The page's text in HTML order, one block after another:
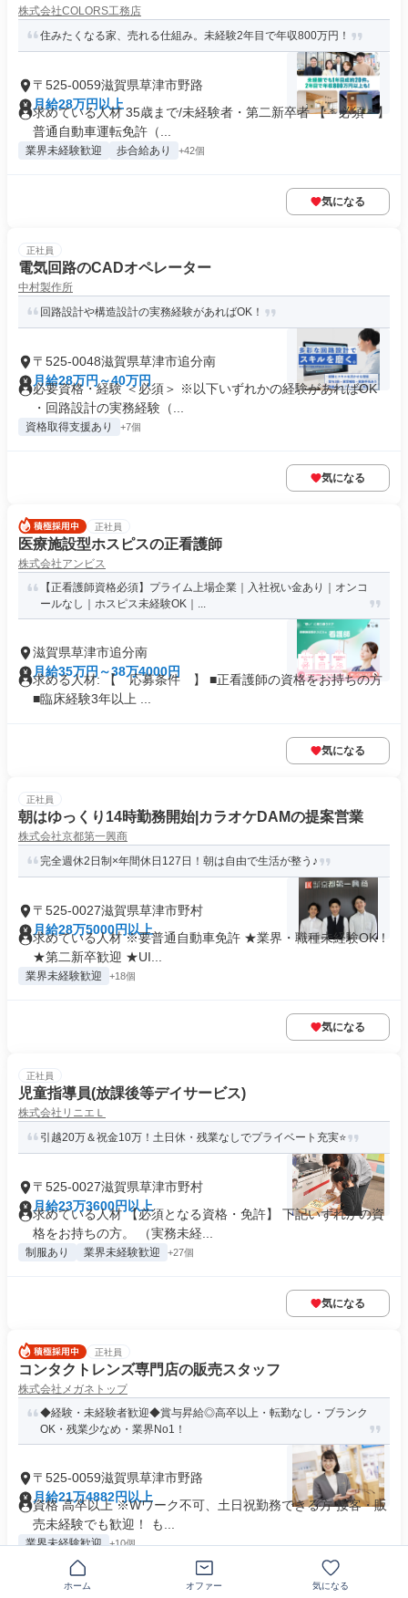
株式会社COLORS工務店
住みたくなる家、売れる仕組み。未経験2年目で年収800万円！
〒525-0059滋賀県草津市野路
月給28万円以上
求めている人材 35歳まで/未経験者・第二新卒者 【＊必須＊】
普通自動車運転免許（...
業界未経験歓迎 歩合給あり +42個
気になる
正社員
電気回路のCADオペレーター
中村製作所
回路設計や構造設計の実務経験があればOK！
〒525-0048滋賀県草津市追分南
月給28万円～40万円
必要資格・経験 ＜必須＞ ※以下いずれかの経験があればOK
・回路設計の実務経験（...
資格取得支援あり +7個
気になる
正社員
医療施設型ホスピスの正看護師
株式会社アンビス
【正看護師資格必須】プライム上場企業｜入社祝い金あり｜オンコ
ールなし｜ホスピス未経験OK｜...
滋賀県草津市追分南
月給35万円～38万4000円
求める人材: 【 応募条件 】 ■正看護師の資格をお持ちの方
■臨床経験3年以上 ...
気になる
正社員
朝はゆっくり14時勤務開始|カラオケDAMの提案営業
株式会社京都第一興商
完全週休2日制×年間休日127日！朝は自由で生活が整う♪
〒525-0027滋賀県草津市野村
月給28万5000円以上
求めている人材 ※要普通自動車免許 ★業界・職種未経験OK！
★第二新卒歓迎 ★UI...
業界未経験歓迎 +18個
気になる
正社員
児童指導員(放課後等デイサービス)
株式会社リニエＬ
引越20万＆祝金10万！土日休・残業なしでプライベート充実⭐
〒525-0027滋賀県草津市野村
月給23万3600円以上
求めている人材 【必須となる資格・免許】 下記いずれかの資
格をお持ちの方。 （実務未経...
制服あり 業界未経験歓迎 +27個
気になる
正社員
コンタクトレンズ専門店の販売スタッフ
株式会社メガネトップ
◆経験・未経験者歓迎◆賞与昇給◎高卒以上・転勤なし・ブランク
OK・残業少なめ・業界No1！
〒525-0059滋賀県草津市野路
月給21万4882円以上
資格 高卒以上 ※Wワーク不可、土日祝勤務できる方 接客・販
売未経験でも歓迎！ も...
業界未経験歓迎 +10個
気になる
ホーム オファー 気になる